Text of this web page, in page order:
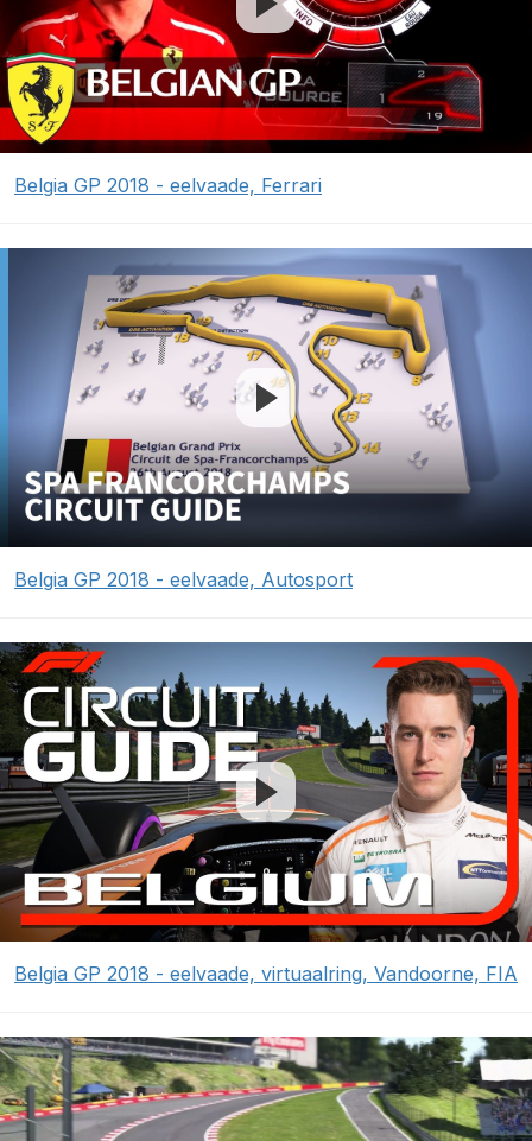
Belgia GP 2018 - eelvaade, Ferrari
Belgia GP 2018 - eelvaade, Autosport
Belgia GP 2018 - eelvaade, virtuaalring, Vandoorne, FIA